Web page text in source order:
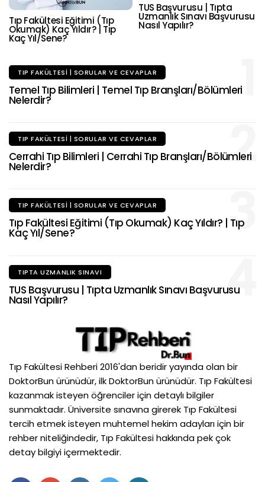
Tıp Fakültesi Eğitimi (Tıp
Okumak) Kaç Yıldır? | Tıp
Kaç Yıl/Sene?
TUS Başvurusu | Tıpta
Uzmanlık Sınavı Başvurusu
Nasıl Yapılır?
1
TIP FAKÜLTESI | SORULAR VE CEVAPLAR
Temel Tıp Bilimleri | Temel Tıp Branşları/Bölümleri
Nelerdir?
2
TIP FAKÜLTESI | SORULAR VE CEVAPLAR
Cerrahi Tıp Bilimleri | Cerrahi Tıp Branşları/Bölümleri
Nelerdir?
3
TIP FAKÜLTESI | SORULAR VE CEVAPLAR
Tıp Fakültesi Eğitimi (Tıp Okumak) Kaç Yıldır? | Tıp
Kaç Yıl/Sene?
4
TIPTA UZMANLIK SINAVI
TUS Başvurusu | Tıpta Uzmanlık Sınavı Başvurusu
Nasıl Yapılır?
Tıp Fakültesi Rehberi 2016'dan beridir yayında olan bir
DoktorBun ürünüdür, ilk DoktorBun ürünüdür. Tıp Fakültesi
kazanmak isteyen öğrenciler için detaylı bilgiler
sunmaktadır. Üniversite sınavına girerek Tıp Fakültesi
tercih etmek isteyen muhtemel hekim adayları için bir
rehber niteliğindedir, Tıp Fakültesi hakkında pek çok
detay bilgiyi içermektedir.